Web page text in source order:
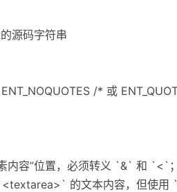
源码字符串
/* 或
容”位置，必须转义 `&` 和 `<`
的文本内容，但使用